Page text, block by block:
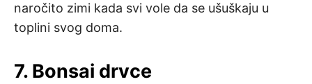
naročito zimi kada svi vole da se ušuškaju u
toplini svog doma.
7. Bonsai drvce